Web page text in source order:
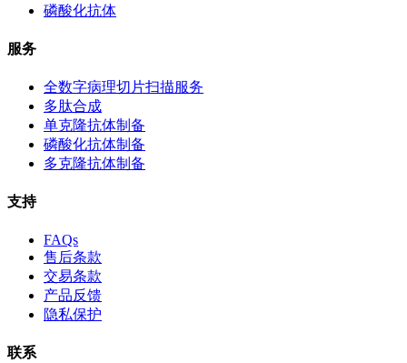
磷酸化抗体
服务
全数字病理切片扫描服务
多肽合成
单克隆抗体制备
磷酸化抗体制备
多克隆抗体制备
支持
FAQs
售后条款
交易条款
产品反馈
隐私保护
联系